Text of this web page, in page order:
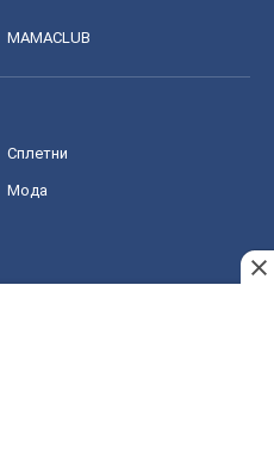
MAMACLUB
Сплетни
Мода